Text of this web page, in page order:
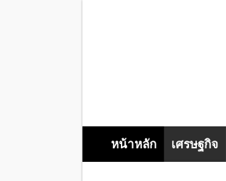
หน้าหลัก เศรษฐกิจ